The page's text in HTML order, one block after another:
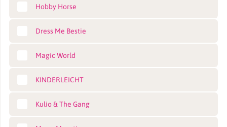
Hobby Horse
Dress Me Bestie
Magic World
KINDERLEICHT
Kulio & The Gang